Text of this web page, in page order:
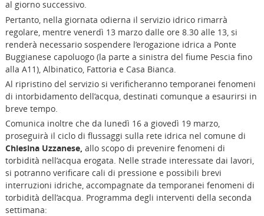
al giorno successivo.
Pertanto, nella giornata odierna il servizio idrico rimarrà
regolare, mentre venerdì 13 marzo dalle ore 8.30 alle 13, si
renderà necessario sospendere l’erogazione idrica a Ponte
Buggianese capoluogo (la parte a sinistra del fiume Pescia fino
alla A11), Albinatico, Fattoria e Casa Bianca.
Al ripristino del servizio si verificheranno temporanei fenomeni
di intorbidamento dell’acqua, destinati comunque a esaurirsi in
breve tempo.
Comunica inoltre che da lunedì 16 a giovedì 19 marzo,
proseguirà il ciclo di flussaggi sulla rete idrica nel comune di
Chiesina Uzzanese, allo scopo di prevenire fenomeni di
torbidità nell’acqua erogata. Nelle strade interessate dai lavori,
si potranno verificare cali di pressione e possibili brevi
interruzioni idriche, accompagnate da temporanei fenomeni di
torbidità dell’acqua. Programma degli interventi della seconda
settimana: